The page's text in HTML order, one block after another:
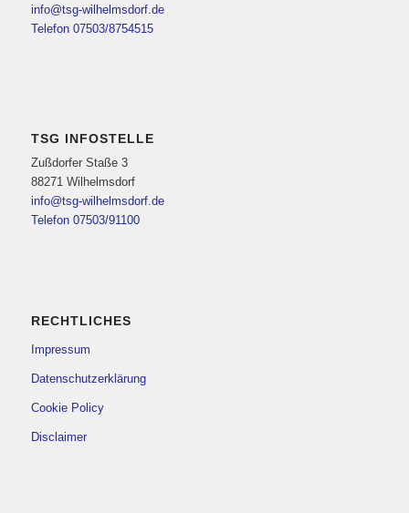
info@tsg-wilhelmsdorf.de
Telefon 07503/8754515
TSG INFOSTELLE
Zußdorfer Staße 3
88271 Wilhelmsdorf
info@tsg-wilhelmsdorf.de
Telefon 07503/91100
RECHTLICHES
Impressum
Datenschutzerklärung
Cookie Policy
Disclaimer